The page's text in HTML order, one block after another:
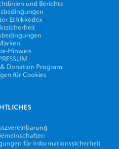
und Berichte
Ethikkodex
Hinweis
Donation Program
für Cookies
für Informationssicherheit